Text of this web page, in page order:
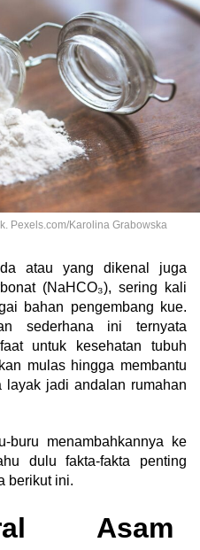
Pexels.com/Karolina Grabowska
atau yang dikenal juga
(NaHCO₃), sering kali
bahan pengembang kue.
sederhana ini ternyata
untuk kesehatan tubuh
mulas hingga membantu
layak jadi andalan rumahan
buru menambahkannya ke
dulu fakta-fakta penting
berikut ini.
Asam